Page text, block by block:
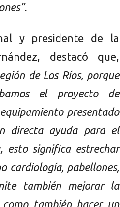
y presidente de la
destacó que,
de Los Ríos, porque
el proyecto de
presentado
directa ayuda para el
esto significa estrechar
cardiología, pabellones,
también mejorar la
también hacer un